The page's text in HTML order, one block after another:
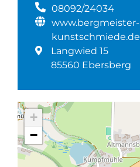
08092/24034
www.bergmeister-
kunstschmiede.de
Langwied 15
85560 Ebersberg
+
−